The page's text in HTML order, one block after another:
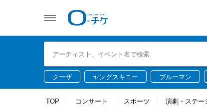
クーザ ヤングスキニー ブルーマン
TOP コンサート スポーツ 演劇・ステー